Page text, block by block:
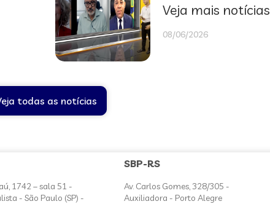
Veja mais notícias
08/06/2026
todas as notícias
1742 – sala 51 -
- São Paulo (SP) -
SBP-RS
Av. Carlos Gomes, 328/305 -
Auxiliadora - Porto Alegre